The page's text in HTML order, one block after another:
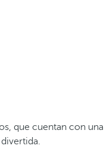
que cuentan con una